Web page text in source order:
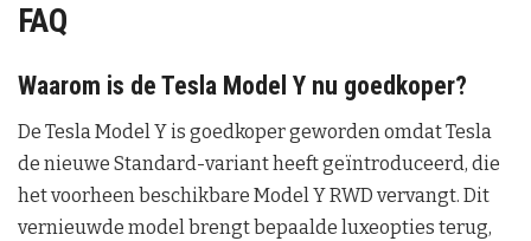
FAQ
Waarom is de Tesla Model Y nu goedkoper?
De Tesla Model Y is goedkoper geworden omdat Tesla
de nieuwe Standard-variant heeft geïntroduceerd, die
het voorheen beschikbare Model Y RWD vervangt. Dit
vernieuwde model brengt bepaalde luxeopties terug,